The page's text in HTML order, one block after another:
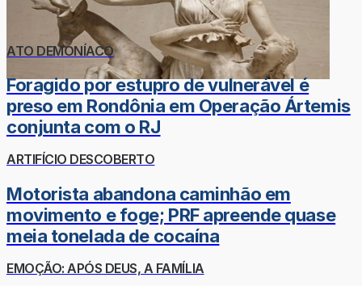
ATO DEMONÍACO
Foragido por estupro de vulnerável é
preso em Rondônia em Operação Ártemis
conjunta com o RJ
ARTIFÍCIO DESCOBERTO
Motorista abandona caminhão em
movimento e foge; PRF apreende quase
meia tonelada de cocaína
EMOÇÃO: APÓS DEUS, A FAMÍLIA